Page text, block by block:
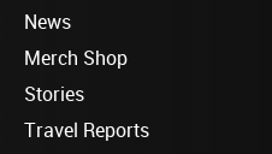
News
Merch Shop
Stories
Travel Reports